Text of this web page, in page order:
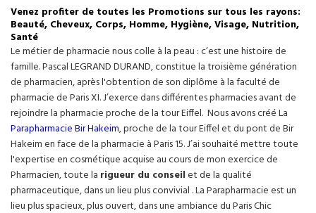
Venez profiter de toutes les Promotions sur tous les rayons:
Beauté, Cheveux, Corps, Homme, Hygiène, Visage, Nutrition,
Santé
Le métier de pharmacie nous colle à la peau : c’est une histoire de
famille. Pascal LEGRAND DURAND, constitue la troisième génération
de pharmacien, après l'obtention de son diplôme à la faculté de
pharmacie de Paris XI. J’exerce dans différentes pharmacies avant de
rejoindre la pharmacie proche de la tour Eiffel. Nous avons créé La
Parapharmacie Bir Hakeim, proche de la tourEiffelet du pont de Bir
Hakeim en face de la pharmacie à Paris 15. J’ai souhaité mettre toute
l'expertise en cosmétique acquise au cours de mon exercice de
Pharmacien, toute la rigueur du conseilet de la qualité
pharmaceutique, dans un lieu plus convivial . La Parapharmacie est un
lieu plus spacieux, plus ouvert, dans une ambiance du Paris Chic